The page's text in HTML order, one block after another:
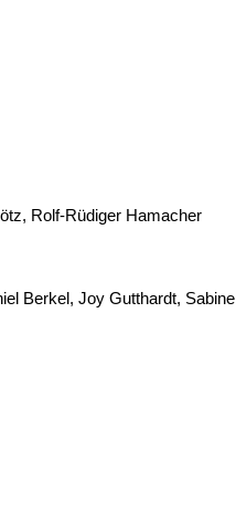
Rolf-Rüdiger Hamacher
Berkel, Joy Gutthardt, Sabine